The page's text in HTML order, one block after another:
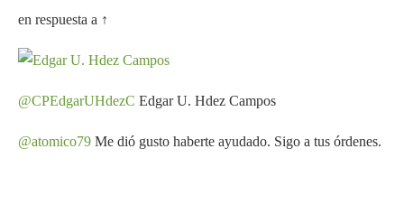
en respuesta a ↑
@CPEdgarUHdezC Edgar U. Hdez Campos
@atomico79 Me dió gusto haberte ayudado. Sigo a tus órdenes.